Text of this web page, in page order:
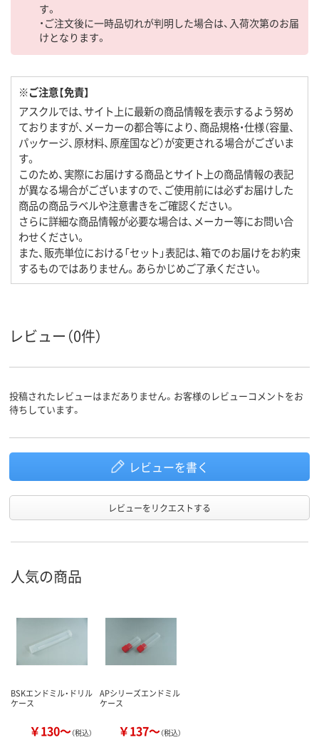
す。
・ご注文後に一時品切れが判明した場合は、入荷次第のお届
けとなります。
※ご注意【免責】
アスクルでは、サイト上に最新の商品情報を表示するよう努め
ておりますが、メーカーの都合等により、商品規格・仕様（容量、
パッケージ、原材料、原産国など）が変更される場合がございま
す。
このため、実際にお届けする商品とサイト上の商品情報の表記
が異なる場合がございますので、ご使用前には必ずお届けした
商品の商品ラベルや注意書きをご確認ください。
さらに詳細な商品情報が必要な場合は、メーカー等にお問い合
わせください。
また、販売単位における「セット」表記は、箱でのお届けをお約束
するものではありません。あらかじめご了承ください。
レビュー（0件）
投稿されたレビューはまだありません。お客様のレビューコメントをお
待ちしています。
レビューを書く
レビューをリクエストする
人気の商品
BSKエンドミル・ドリル
ケース
￥130～（税込）
APシリーズエンドミル
ケース
￥137～（税込）